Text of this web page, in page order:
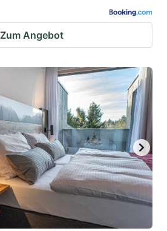
Zum Angebot